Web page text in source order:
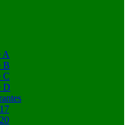
A
B
C
D